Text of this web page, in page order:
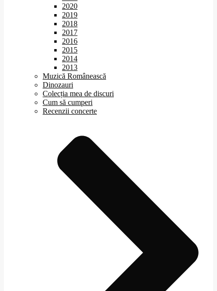
2020
2019
2018
2017
2016
2015
2014
2013
Muzică Românească
Dinozauri
Colecția mea de discuri
Cum să cumperi
Recenzii concerte